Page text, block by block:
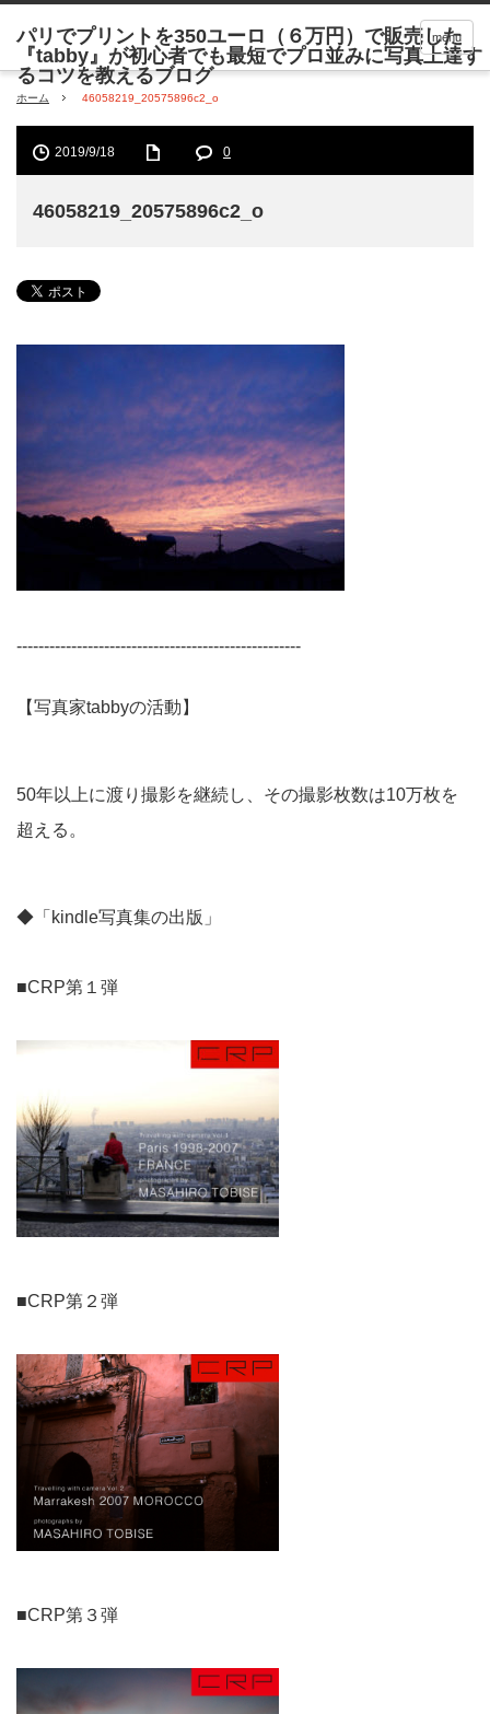
menu
ホーム 46058219_20575896c2_o
2019/9/18 0
46058219_20575896c2_o
----------------------------------------------------
【写真家tabbyの活動】
50年以上に渡り撮影を継続し、その撮影枚数は10万枚を
超える。
◆「kindle写真集の出版」
■CRP第１弾
■CRP第２弾
■CRP第３弾